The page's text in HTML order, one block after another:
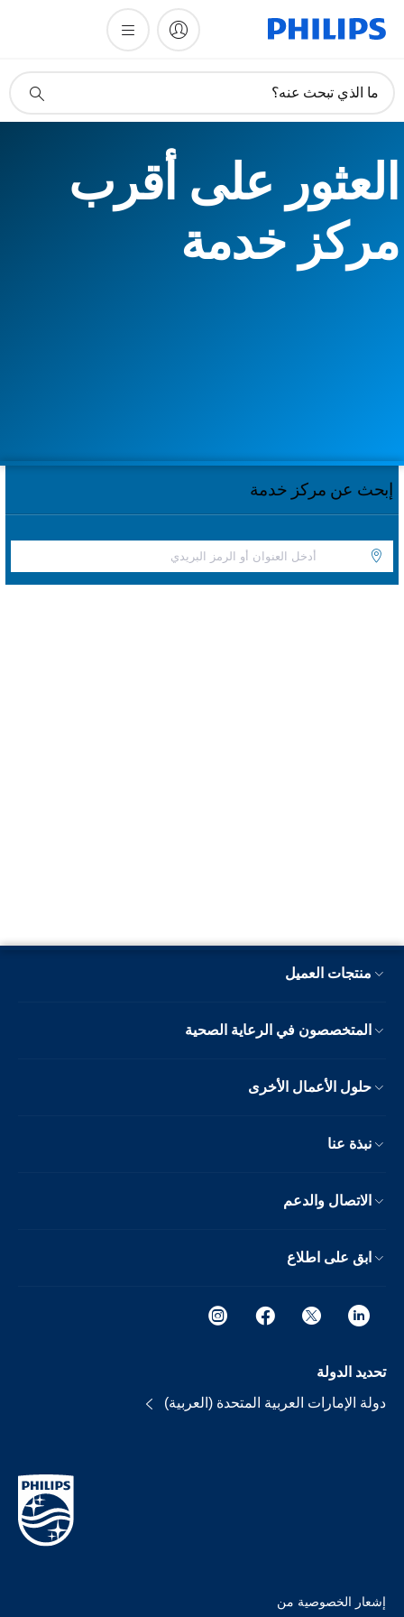
دعم
ما الذي تبحث عنه؟
العثور على أقرب
مركز خدمة
إبحث عن مركز خدمة
منتجات العميل
المتخصصون في الرعاية الصحية
حلول الأعمال الأخرى
نبذة عنا
الاتصال والدعم
ابق على اطلاع
تحديد الدولة
دولة الإمارات العربية المتحدة (العربية)
إشعار الخصوصية من